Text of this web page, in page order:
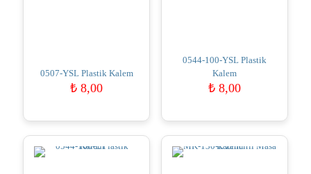
0507-YSL Plastik Kalem
₺ 8,00
0544-100-YSL Plastik
Kalem
₺8,00